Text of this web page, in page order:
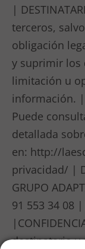
|
terceros,
obligación
y suprimir los
limitación u
información. |
Puede
detallada
en: http://
privacidad/ |
GRUPO
91 553 34 08
destinatario y